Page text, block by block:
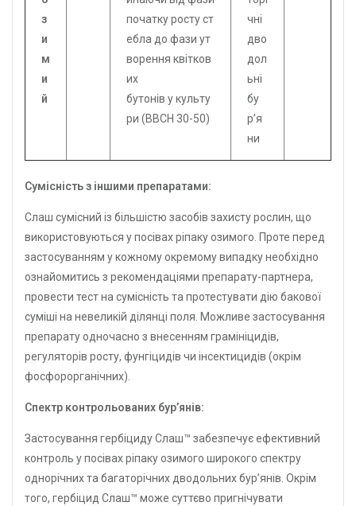
з
и
м
и
й
початку росту ст
ебла до фази ут
ворення квітков
их
бутонів у культу
ри (ВВСН 30-50)
чні
дво
дол
ьні
бу
р’я
ни
Сумісність з іншими препаратами:
Слаш сумісний із більшістю засобів захисту рослин, що
використовуються у посівах ріпаку озимого. Проте перед
застосуванням у кожному окремому випадку необхідно
ознайомитись з рекомендаціями препарату-партнера,
провести тест на сумісність та протестувати дію бакової
суміші на невеликій ділянці поля. Можливе застосування
препарату одночасно з внесенням грамініцидів,
регуляторів росту, фунгіцидів чи інсектицидів (окрім
фосфорорганічних).
Спектр контрольованих бур’янів:
Застосування гербіциду Слаш™ забезпечує ефективний
контроль у посівах ріпаку озимого широкого спектру
однорічних та багаторічних дводольних бур’янів. Окрім
того, гербіцид Слаш™ може суттєво пригнічувати